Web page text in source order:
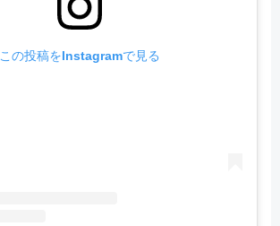
この投稿をInstagramで見る